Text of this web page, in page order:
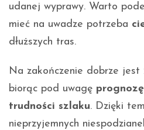
udanej wyprawy. Warto
mieć na uwadze potrzeba
dłuższych tras.
Na zakończenie dobrze jest
biorąc pod uwagę
trudności szlaku. Dzięki
nieprzyjemnych